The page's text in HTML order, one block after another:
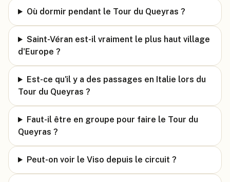
Où dormir pendant le Tour du Queyras ?
Saint-Véran est-il vraiment le plus haut village
d'Europe ?
Est-ce qu'il y a des passages en Italie lors du
Tour du Queyras ?
Faut-il être en groupe pour faire le Tour du
Queyras ?
Peut-on voir le Viso depuis le circuit ?